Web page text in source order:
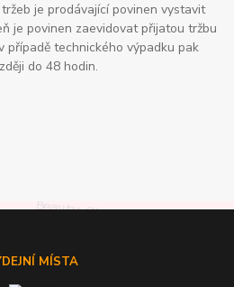
je prodávající povinen vystavit
je povinen zaevidovat přijatou tržbu
případě technického výpadku pak
do 48 hodin.
MÍSTA